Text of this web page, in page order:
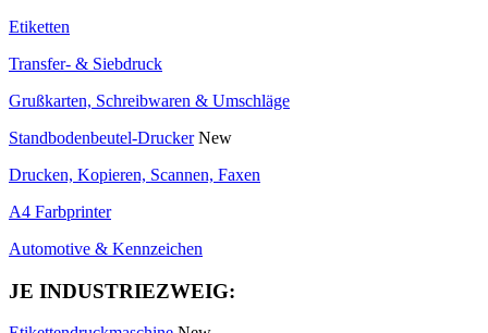
Etiketten
Transfer- & Siebdruck
Grußkarten, Schreibwaren & Umschläge
Standbodenbeutel-Drucker New
Drucken, Kopieren, Scannen, Faxen
A4 Farbprinter
Automotive & Kennzeichen
JE INDUSTRIEZWEIG: